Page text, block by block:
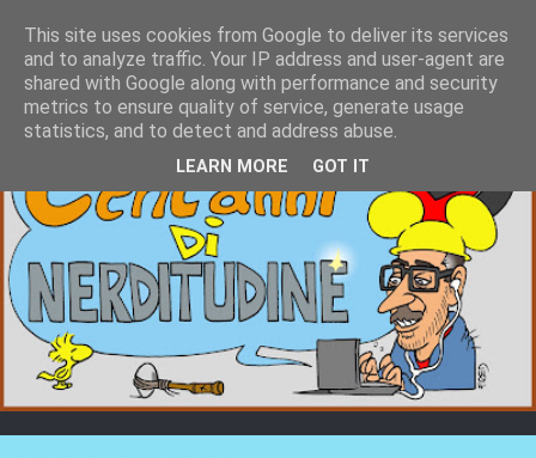
This site uses cookies from Google to deliver its services
and to analyze traffic. Your IP address and user-agent are
shared with Google along with performance and security
metrics to ensure quality of service, generate usage
statistics, and to detect and address abuse.
LEARN MORE GOT IT